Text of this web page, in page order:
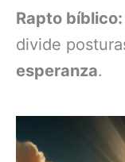
Rapto bíblico:
divide
esperanza.